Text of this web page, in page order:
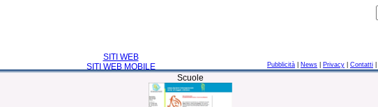
SITI WEB
SITI WEB MOBILE
Pubblicità News Privacy Contatti
Scuole